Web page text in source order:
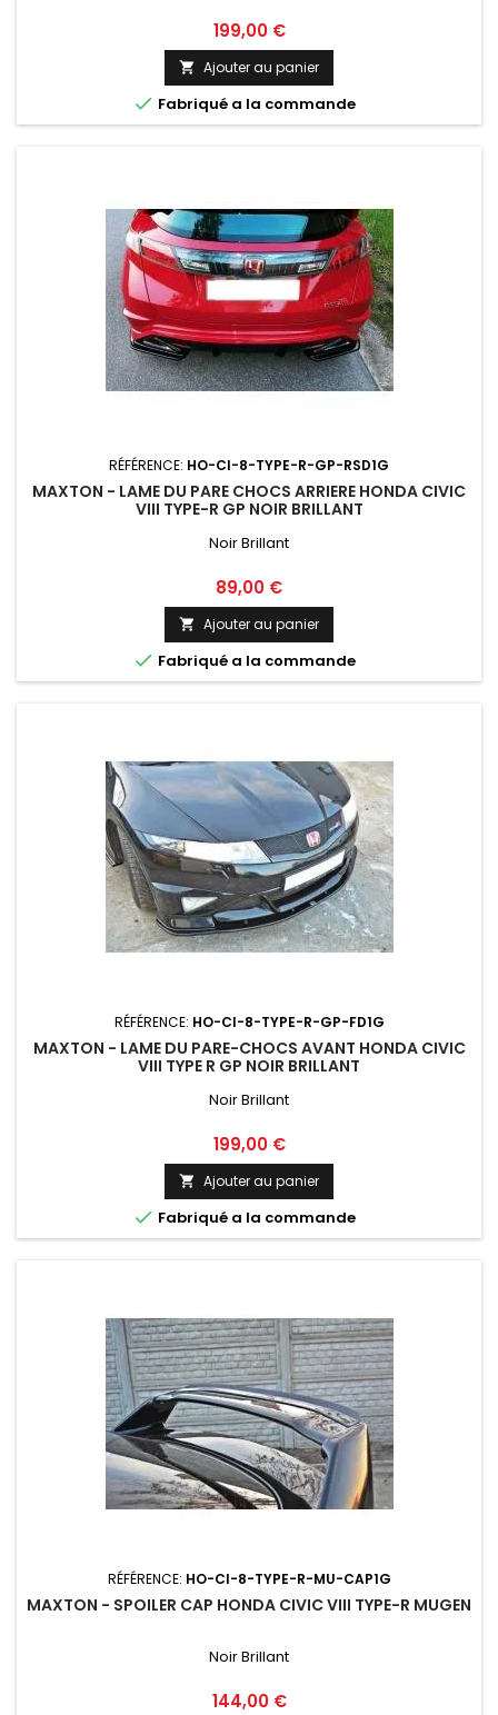
Prix
199,00 €
 Ajouter au panier
 Fabriqué a la commande
RÉFÉRENCE: HO-CI-8-TYPE-R-GP-RSD1G
MAXTON - LAME DU PARE CHOCS ARRIERE HONDA CIVIC
VIII TYPE-R GP NOIR BRILLANT
Noir Brillant
Prix
89,00 €
 Ajouter au panier
 Fabriqué a la commande
RÉFÉRENCE: HO-CI-8-TYPE-R-GP-FD1G
MAXTON - LAME DU PARE-CHOCS AVANT HONDA CIVIC
VIII TYPE R GP NOIR BRILLANT
Noir Brillant
Prix
199,00 €
 Ajouter au panier
 Fabriqué a la commande
RÉFÉRENCE: HO-CI-8-TYPE-R-MU-CAP1G
MAXTON - SPOILER CAP HONDA CIVIC VIII TYPE-R MUGEN
Noir Brillant
Prix
144,00 €